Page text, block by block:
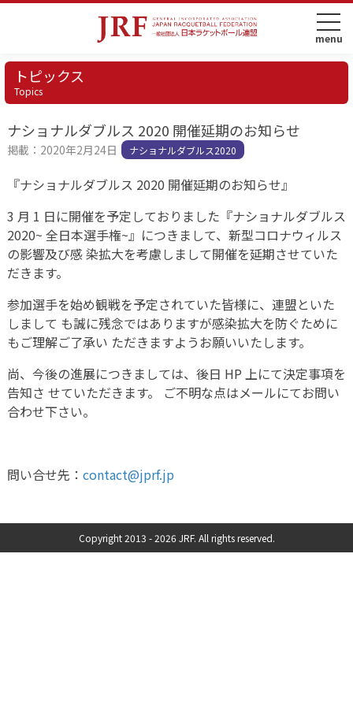
トピックス
Topics
ナショナルダブルス 2020 開催延期のお知らせ
掲載：2020年2月24日 ナショナルダブルス2020
『ナショナルダブルス 2020 開催延期のお知らせ』
3 月 1 日に開催を予定しておりました『ナショナルダブルス
2020~ 全日本選手権~』につきまして、新型コロナウィルス
の影響及び感 染拡大を考慮しまして開催を延期させていた
だきます。
参加選手を始め観戦を予定されていた皆様に、連盟といた
しまして も誠に残念ではありますが感染拡大を防ぐために
もご理解ご了承い ただきますようお願いいたします。
尚、今後の進展につきましては、後日 HP 上にて決定事項を
告知さ せていただきます。 ご不明な点はメールにてお問い
合わせ下さい。
問い合せ先： contact@jprf.jp
Copyright 2013 -2026 JRF. All rights reserved.